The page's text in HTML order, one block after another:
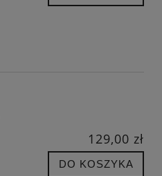
129,00 zł
DO KOSZYKA